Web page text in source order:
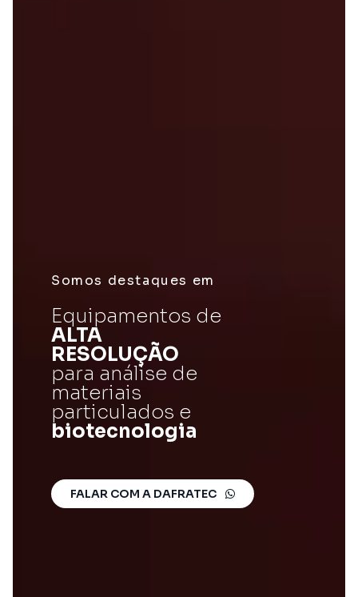
Somos destaques em
Equipamentos de
ALTA
RESOLUÇÃO
para análise de
materiais
particulados e
biotecnologia
FALAR COM A DAFRATEC